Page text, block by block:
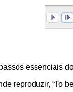
essenciais
reproduzir, “To